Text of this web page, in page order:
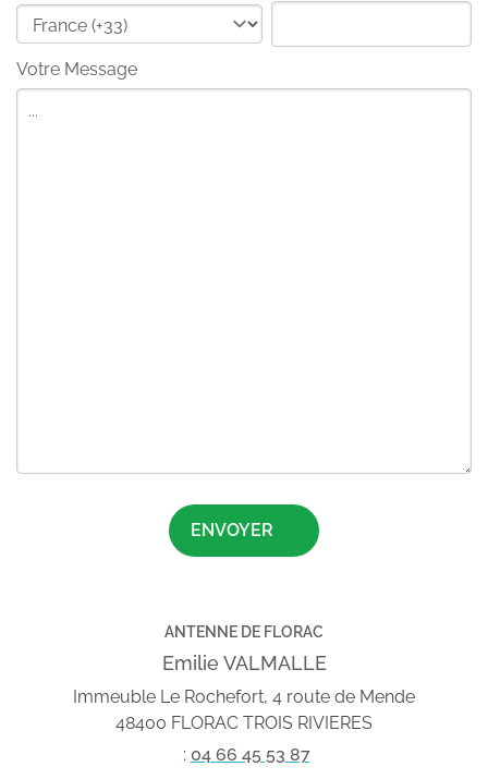
Votre Message
ENVOYER
ANTENNE DE FLORAC
Emilie VALMALLE
Immeuble Le Rochefort, 4 route de Mende
48400 FLORAC TROIS RIVIERES
: 04 66 45 53 87